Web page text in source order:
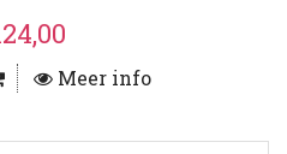
Meer info